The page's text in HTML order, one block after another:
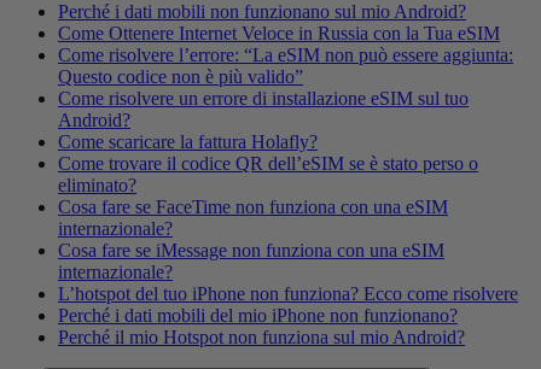
Perché i dati mobili non funzionano sul mio Android?
Come Ottenere Internet Veloce in Russia con la Tua eSIM
Come risolvere l’errore: “La eSIM non può essere aggiunta:
Questo codice non è più valido”
Come risolvere un errore di installazione eSIM sul tuo
Android?
Come scaricare la fattura Holafly?
Come trovare il codice QR dell’eSIM se è stato perso o
eliminato?
Cosa fare se FaceTime non funziona con una eSIM
internazionale?
Cosa fare se iMessage non funziona con una eSIM
internazionale?
L’hotspot del tuo iPhone non funziona? Ecco come risolvere
Perché i dati mobili del mio iPhone non funzionano?
Perché il mio Hotspot non funziona sul mio Android?